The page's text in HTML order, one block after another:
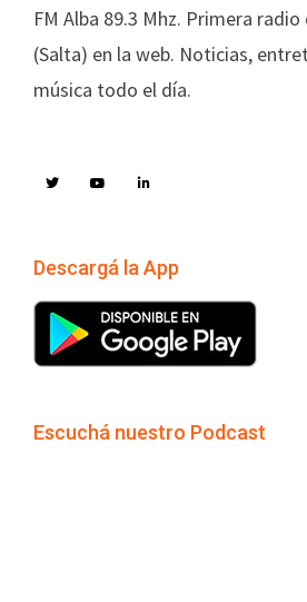
FM Alba 89.3 Mhz. Primera
(Salta) en la web. Noticias,
música todo el día.
Descargá la App
Escuchá nuestro Podcast